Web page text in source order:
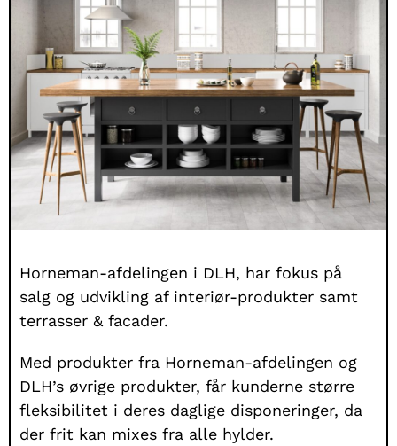
Horneman-afdelingen i DLH, har fokus på
salg og udvikling af interiør-produkter samt
terrasser & facader.
Med produkter fra Horneman-afdelingen og
DLH’s øvrige produkter, får kunderne større
fleksibilitet i deres daglige disponeringer, da
der frit kan mixes fra alle hylder.